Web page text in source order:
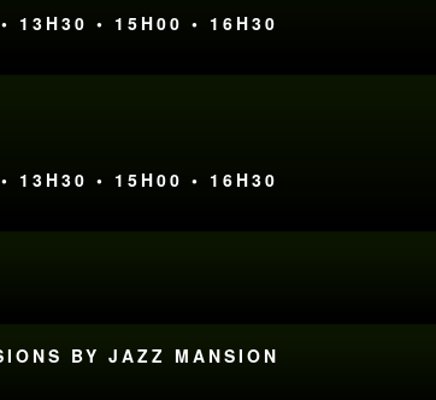
13H30 • 15H00 • 16H30
13H30 • 15H00 • 16H30
BY JAZZ MANSION